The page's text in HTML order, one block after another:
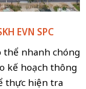
EVN SPC
thể nhanh chóng
kế hoạch thông
thực hiện tra